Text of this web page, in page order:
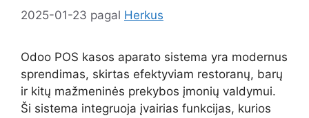
2025-01-23 pagal Herkus
Odoo POS kasos aparato sistema yra modernus
sprendimas, skirtas efektyviam restoranų, barų
ir kitų mažmeninės prekybos įmonių valdymui.
Ši sistema integruoja įvairias funkcijas, kurios